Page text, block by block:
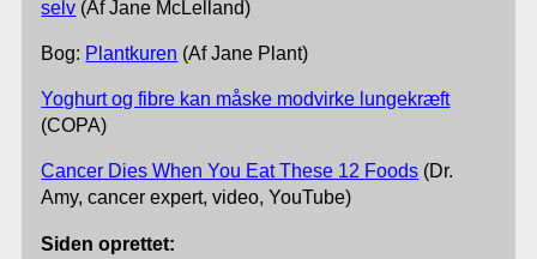
selv (Af Jane McLelland)
Bog: Plantkuren (Af Jane Plant)
Yoghurt og fibre kan måske modvirke lungekræft
(COPA)
Cancer Dies When You Eat These 12 Foods (Dr.
Amy, cancer expert, video, YouTube)
Siden oprettet: